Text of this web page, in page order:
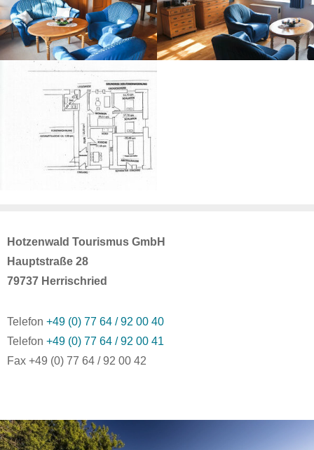
Hotzenwald Tourismus GmbH
Hauptstraße 28
79737 Herrischried
Telefon +49 (0) 77 64 / 92 00 40
Telefon +49 (0) 77 64 / 92 00 41
Fax +49 (0) 77 64 / 92 00 42